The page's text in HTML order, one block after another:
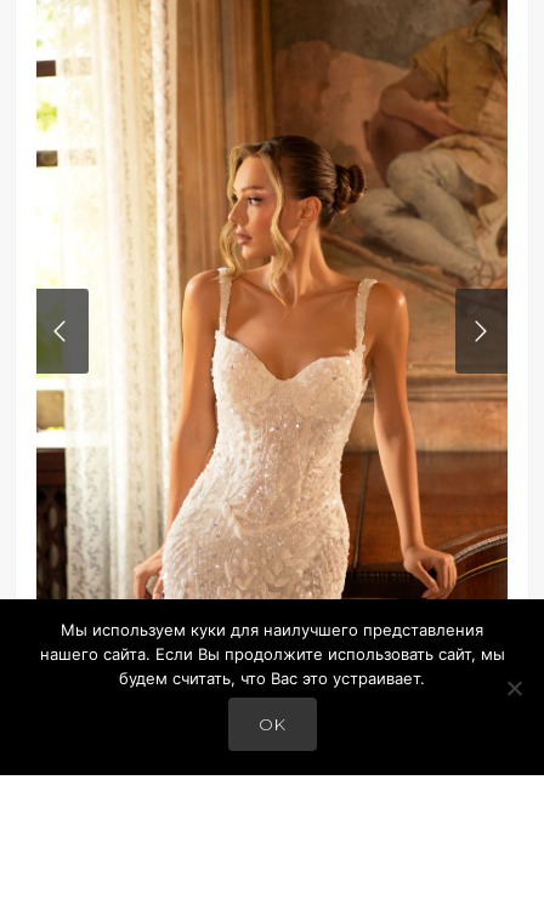
Мы используем куки для наилучшего представления
нашего сайта. Если Вы продолжите использовать сайт, мы
будем считать, что Вас это устраивает.
OK